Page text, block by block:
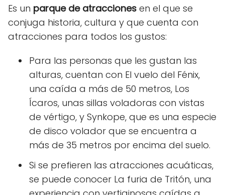
Es un parque de atracciones en el que se
conjuga historia, cultura y que cuenta con
atracciones para todos los gustos:
Para las personas que les gustan las
alturas, cuentan con El vuelo del Fénix,
una caída a más de 50 metros, Los
Ícaros, unas sillas voladoras con vistas
de vértigo, y Synkope, que es una especie
de disco volador que se encuentra a
más de 35 metros por encima del suelo.
Si se prefieren las atracciones acuáticas,
se puede conocer La furia de Tritón, una